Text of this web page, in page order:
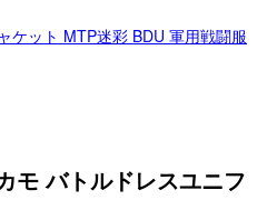
ケット MTP迷彩 BDU 軍用戦闘服
モ バトルドレスユニフ